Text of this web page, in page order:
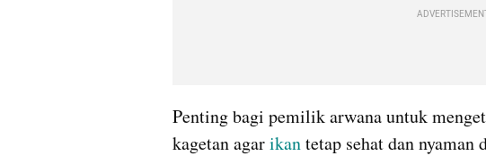
Penting bagi pemilik arwana untuk
kagetan agar ikan tetap sehat dan